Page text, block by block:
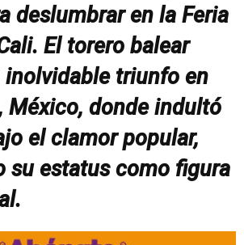
deslumbrar en la Feria
El torero balear
inolvidable triunfo en
México, donde indultó
el clamor popular,
su estatus como figura